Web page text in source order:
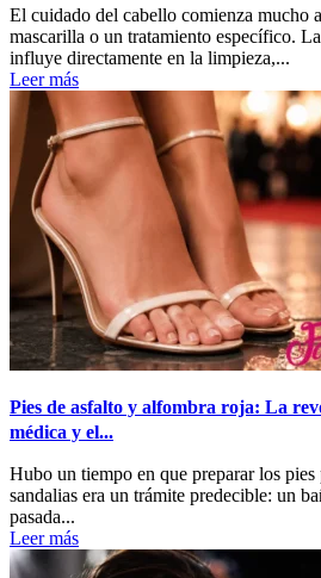
El cuidado del cabello comienza mucho
mascarilla o un tratamiento específico.
influye directamente en la limpieza,...
Leer más
Pies de asfalto y alfombra roja: La
médica y el...
Hubo un tiempo en que preparar los pies
sandalias era un trámite predecible: un
pasada...
Leer más